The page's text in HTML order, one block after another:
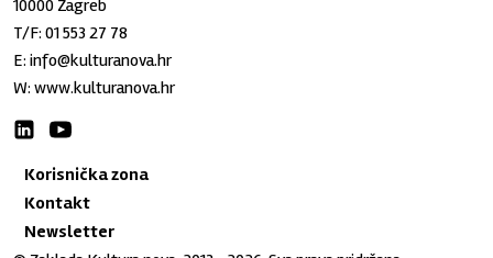
10000 Zagreb
T/F:01 553 27 78
E:info@kulturanova.hr
W:www.kulturanova.hr
Korisnička zona
Kontakt
Newsletter